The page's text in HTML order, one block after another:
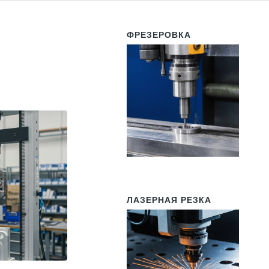
ФРЕЗЕРОВКА
ЛАЗЕРНАЯ РЕЗКА